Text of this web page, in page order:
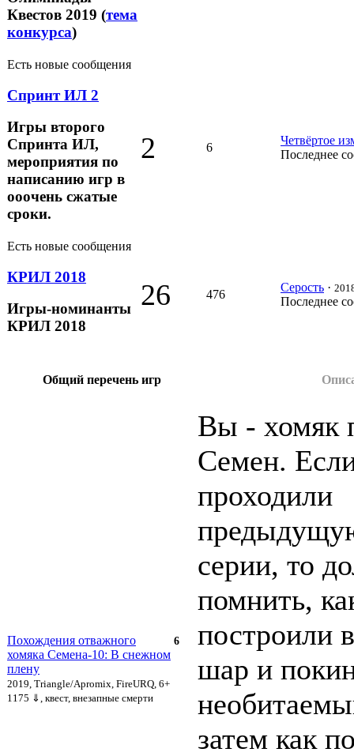
Квестов 2019 (тема
конкурса)
Есть новые сообщения
Спринт ИЛ 2
Игры второго
Спринта ИЛ,
мероприятия по
написанию игр в
ооочень сжатые
сроки.
2 6
Четвёртое
Последнее
Есть новые сообщения
КРИЛ 2018
Игры-номинанты
КРИЛ 2018
26 476
Серость ·
Последнее
Общий перечень игр
6
Похождения отважного
хомяка Семена-10: В снежном
плену
2019, Triangle/Apromix, FireURQ, 6+
1175 ⇓ , квест, внезапные смерти
Вы - хомяк
Семен.
проходили
серии, то
помнить,
построили
шар и
затем как